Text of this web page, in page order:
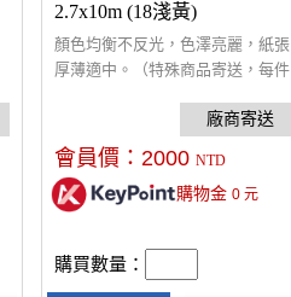
2.7x10m (18淺黃)
顏色均衡不反光，色澤亮麗，紙張
厚薄適中。（特殊商品寄送，每件
會員價： 2000 NTD
購物金 0元
購買數量：